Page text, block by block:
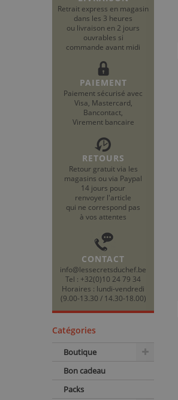
Retrait express en magasin
dans les 3 heures
ou livraison en 2 jours
ouvrables si
commande avant midi
PAIEMENT
Paiement sécurisé avec
Visa, Mastercard,
Bancontact,
Virement bancaire
RETOURS
Retour gratuit via les
magasins ou via Paypal
14 jours pour
renvoyer l'article
qui ne correspond pas
à vos attentes
CONTACT
info@lessecretsduchef.be
Tel : +32(0)10 24 79 34
Horaires : lundi-vendredi
(9.00-13.30 / 14.30-18.00)
Catégories
Boutique
Bon cadeau
Packs